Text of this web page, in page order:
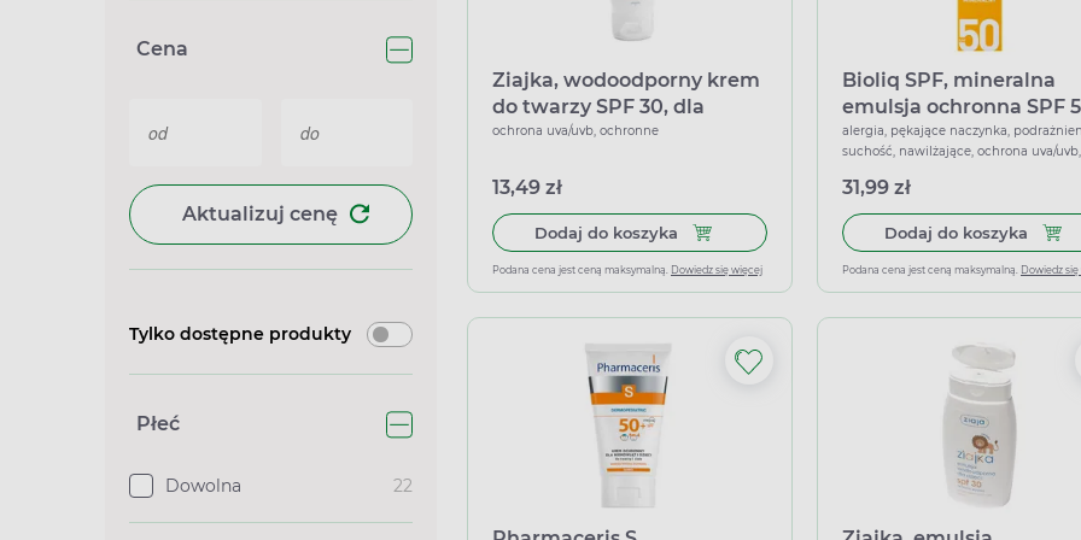
Cena
Aktualizuj cenę
Tylko dostępne produkty
Płeć
Dowolna 22
Ziajka, wodoodporny krem
do twarzy SPF 30, dla
dzieci powyżej 3. miesiąca
ochrona uva/uvb, ochronne
13,49 zł
Dodaj do koszyka Dodaj do koszyka Ziajka, wodoodporny krem
Podana cena jest ceną maksymalną. Dowiedz się więcej
Bioliq SPF, mineralna
emulsja ochronna SPF
30 ml
alergia, pękające naczynka,
suchość, nawilżające, ochrona uva/uvb,
31,99 zł
Dodaj do koszyka
Podana cena jest ceną maksymalną. Dowiedz